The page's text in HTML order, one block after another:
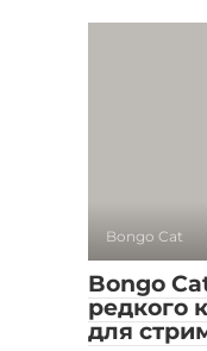
Bongo Cat
Bongo
редкого
для